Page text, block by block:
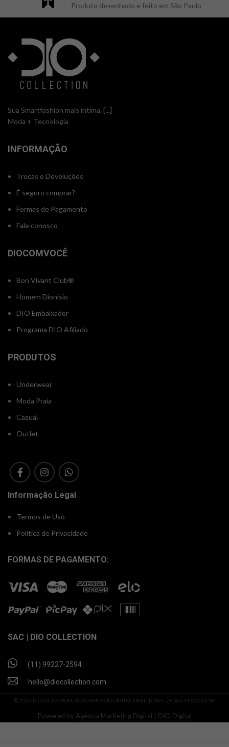
Produto desenhado e feito em São Paulo
Sua Smartfashion mais íntima. [...]
Moda + Tecnologia
INFORMAÇÃO
Trocas e Devoluções
É seguro comprar?
Formas de Pagamento
Fale conosco
DIOCOMVOCÊ
Bon Vivant Club®
Homem Dionisio
DIO Embaixador
Programa DIO Afiliado
PRODUTOS
Underwear
Moda Praia
Casual
Outlet
Informação Legal
Termos de Uso
Política de Privacidade
FORMAS DE PAGAMENTO:
SAC | DIO COLLECTION
(11) 99227-2594
hello@diocollection.com
© 2022 DIO COLLECTION | DIO COMERCIO DIGITAL EIRELI | CNPJ: 29.563.317/0001-18
Powered by Agência Marketing Digital | DIO Digital